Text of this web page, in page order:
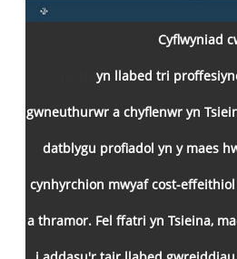
Cyflwyniad
yn llabed tri
gwneuthurwr a chyflenwr yn
datblygu profiadol yn y maes
cynhyrchion mwyaf cost-
a thramor. Fel ffatri yn Tsieina,